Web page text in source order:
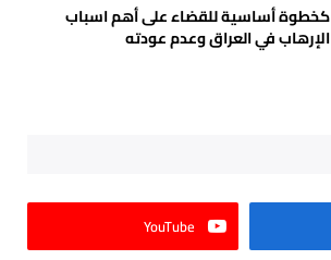
كخطوة أساسية للقضاء على أهم اسباب
الإرهاب في العراق وعدم عودته
YouTube